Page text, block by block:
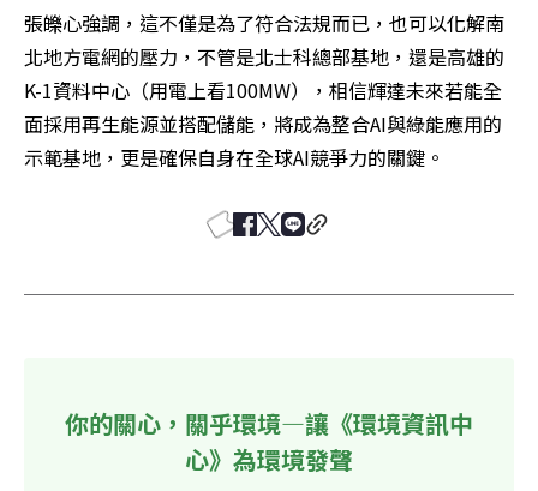
張皪心強調，這不僅是為了符合法規而已，也可以化解南
北地方電網的壓力，不管是北士科總部基地，還是高雄的
K-1資料中心（用電上看100MW），相信輝達未來若能全
面採用再生能源並搭配儲能，將成為整合AI與綠能應用的
示範基地，更是確保自身在全球AI競爭力的關鍵。
你的關心，關乎環境—讓《環境資訊中
心》為環境發聲